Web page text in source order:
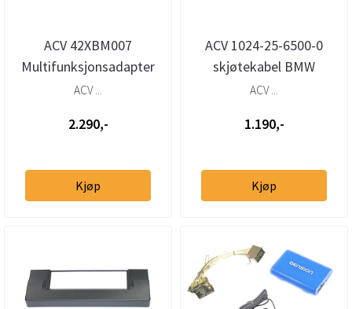
ACV 42XBM007
Multifunksjonsadapter
BMW (2000-2008)
ACV ...
2.290,-
Kjøp
ACV 1024-25-6500-0
skjøtekabel BMW
m/Quadlock og Fakra
ACV ...
1.190,-
Kjøp